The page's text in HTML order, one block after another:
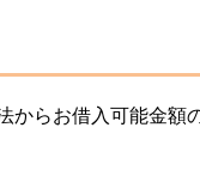
らお借入可能金額